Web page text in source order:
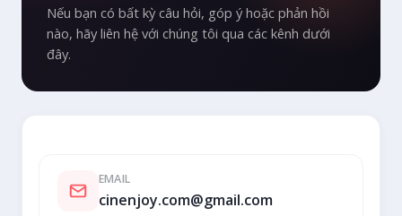
Nếu bạn có bất kỳ câu hỏi, góp ý hoặc phản hồi
nào, hãy liên hệ với chúng tôi qua các kênh dưới
đây.
EMAIL
cinenjoy.com@gmail.com